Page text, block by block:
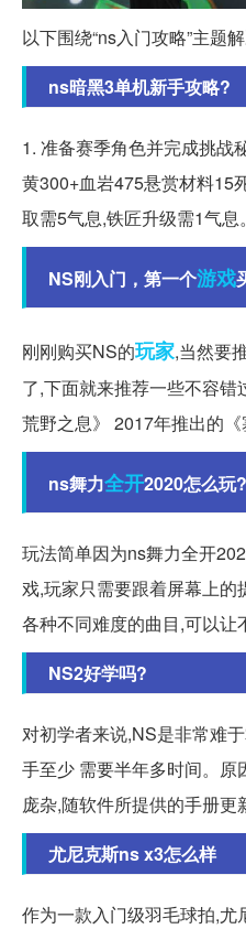
以下围绕“ns入门攻略”主题
ns暗黑3单机新手攻略?
1. 准备赛季角色并完成挑战
黄300+血岩475悬赏材料15
取需5气息,铁匠升级需1气息
NS刚入门，第一个游戏
刚刚购买NS的玩家,当然要
了,下面就来推荐一些不容
荒野之息》 2017年推出的《
ns舞力全开2020怎么玩?
玩法简单因为ns舞力全开
戏,玩家只需要跟着屏幕上
各种不同难度的曲目,可以让
NS2好学吗?
对初学者来说,NS是非常难
手至少 需要半年多时间。
庞杂,随软件所提供的手册更
尤尼克斯ns x3怎么样
作为一款入门级羽毛球拍,